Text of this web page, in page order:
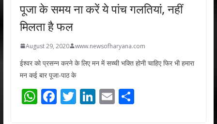
पूजा के समय ना करें ये पांच गलतियां, नहीं
मिलता है फल
August 29, 2020 www.newsofharyana.com
ईश्वर को प्रसन्न करने के लिए मन में सच्ची भक्ति होनी चाहिए फिर भी हमारा
मन कई बार पूजा-पाठ के
W F T Li E S